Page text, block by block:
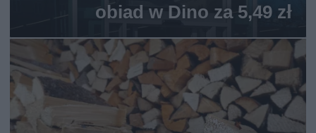
obiad w Dino za 5,49 zł